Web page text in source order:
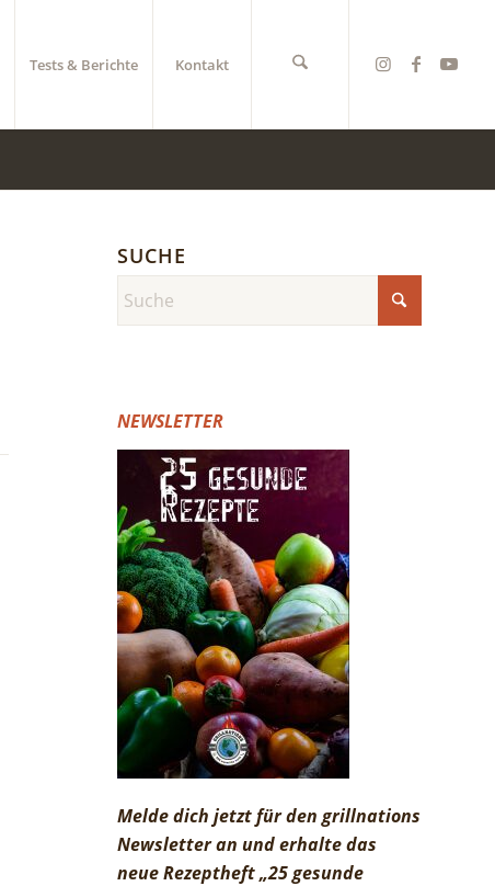
Tests & Berichte Kontakt
SUCHE
NEWSLETTER
Melde dich jetzt für den grillnations
Newsletter an und erhalte das
neue Rezeptheft „25 gesunde